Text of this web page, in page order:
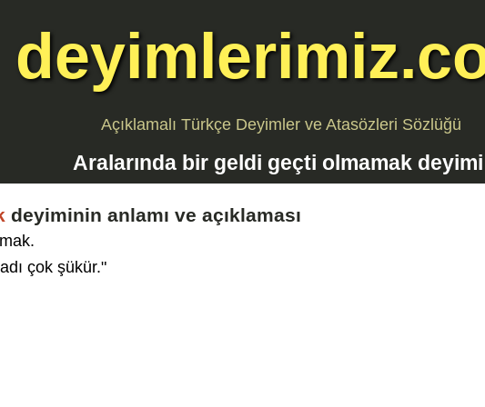
Açıklamalı Türkçe Deyimler ve Atasözleri Sözlüğü
Aralarında bir geldi geçti olmamak
deyiminin anlamı ve açıklaması
çok şükür."